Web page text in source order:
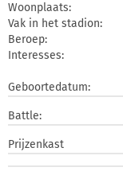
Woonplaats:
Vak in het stadion:
Beroep:
Interesses:
Geboortedatum:
Battle:
Prijzenkast